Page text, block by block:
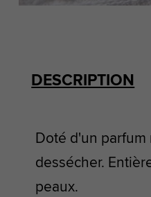
DESCRIPTION
Doté d'un
dessécher.
peaux.